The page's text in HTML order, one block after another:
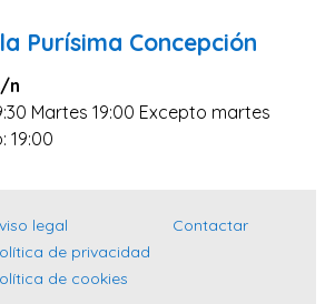
Purísima Concepción
n
Martes 19:00 Excepto martes
19:00
legal
de privacidad
de cookies
Contactar